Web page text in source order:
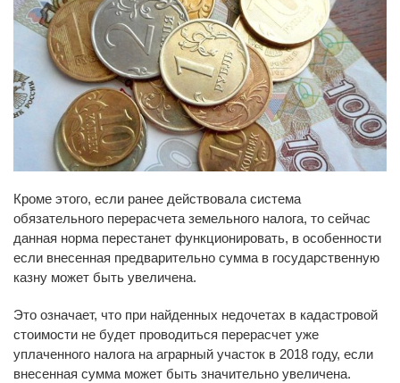
Кроме этого, если ранее действовала система
обязательного перерасчета земельного налога, то сейчас
данная норма перестанет функционировать, в особенности
если внесенная предварительно сумма в государственную
казну может быть увеличена.
Это означает, что при найденных недочетах в кадастровой
стоимости не будет проводиться перерасчет уже
уплаченного налога на аграрный участок в 2018 году, если
внесенная сумма может быть значительно увеличена.